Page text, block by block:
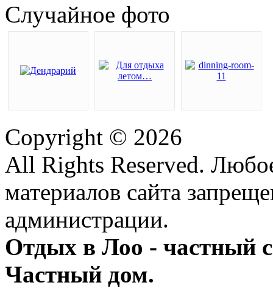
Случайное фото
Copyright © 2026
All Rights Reserved.
материалов сайта
администрации.
Отдых в Лоо - частный
Частный дом.